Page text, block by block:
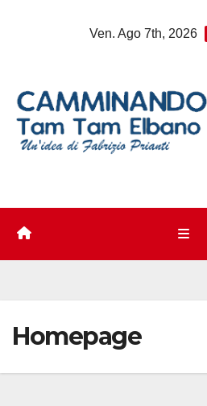
Ven. Ago 7th, 2026
Homepage